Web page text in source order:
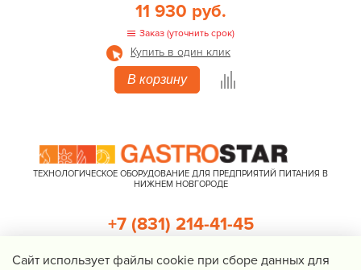
11 930 руб.
Заказ (уточнить срок)
Купить в один клик
В корзину
ТЕХНОЛОГИЧЕСКОЕ ОБОРУДОВАНИЕ ДЛЯ ПРЕДПРИЯТИЙ ПИТАНИЯ В
НИЖНЕМ НОВГОРОДЕ
+7 (831) 214-41-45
Cайт использует файлы cookie при сборе данных для